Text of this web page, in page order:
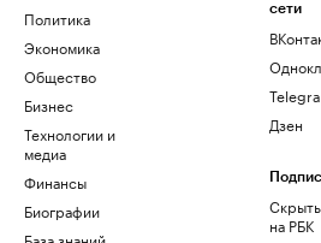
Политика
Экономика
Общество
Бизнес
Технологии и
медиа
Финансы
Биографии
сети
Дзен
на РБК